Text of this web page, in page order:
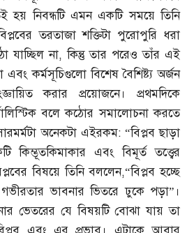
হয় নিবন্ধটি এমন একটি সময়ে তিনি
তরতাজা শক্তিটা পুরোপুরি ধরা
যাচ্ছিল না,কিন্তু তার পরেও তাঁর এই
এবং কর্মসূচিগুলো বিশেষ বৈশিষ্ট্য অর্জন
করার প্রয়োজনে। প্রথমদিকে
বলে কঠোর সমালোচনা করতে
অনেকটা এইরকম: “বিপ্লব ছাড়া
কিম্ভূতকিমাকার এবং বিমূর্ত তত্ত্বের
বিষয়ে তিনি বললেন,“বিপ্লব হচ্ছে
ভাবনার ভিতরে ঢুকে পড়া”।
ভেতরের যে বিষয়টি বোঝা যায় তা